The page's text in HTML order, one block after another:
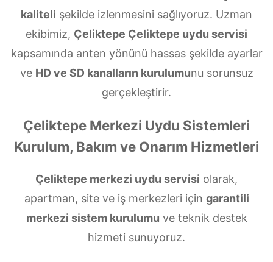
kaliteli şekilde izlenmesini sağlıyoruz. Uzman
ekibimiz, Çeliktepe Çeliktepe uydu servisi
kapsamında anten yönünü hassas şekilde ayarlar
ve HD ve SD kanalların kurulumunu sorunsuz
gerçekleştirir.
Çeliktepe Merkezi Uydu Sistemleri
Kurulum, Bakım ve Onarım Hizmetleri
Çeliktepe merkezi uydu servisi olarak,
apartman, site ve iş merkezleri için garantili
merkezi sistem kurulumu ve teknik destek
hizmeti sunuyoruz.